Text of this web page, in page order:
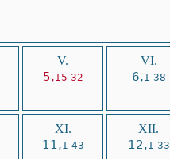
V.
5,15-32
VI.
6,1-38
XI.
11,1-43
XII.
12,1-33